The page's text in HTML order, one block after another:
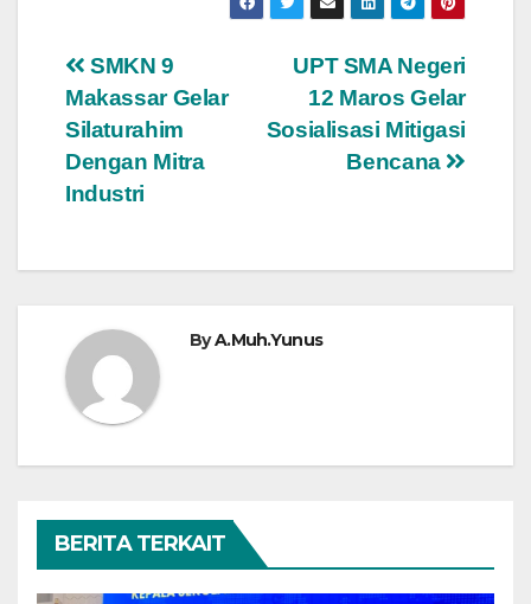
Navigasi
pos
UPT SMA Negeri
12 Maros Gelar
Sosialisasi Mitigasi
Bencana
SMKN 9
Makassar Gelar
Silaturahim
Dengan Mitra
Industri
ByA.Muh.Yunus
BERITA TERKAIT